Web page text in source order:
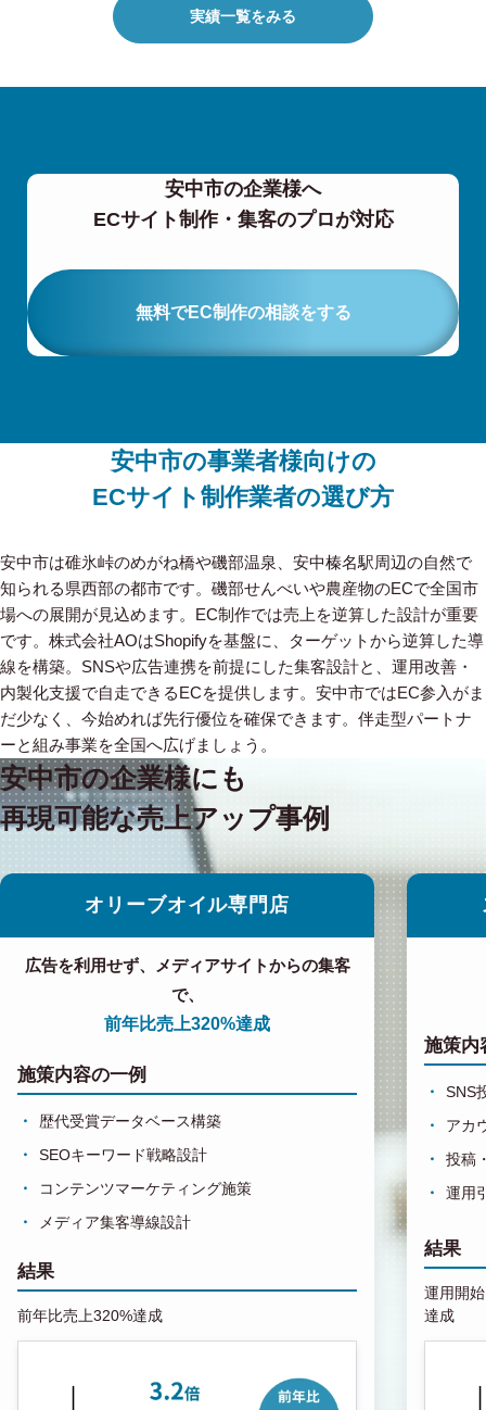
実績一覧をみる
安中市の企業様へ
ECサイト制作・集客のプロが対応
無料でEC制作の相談をする
安中市の事業者様向けの
ECサイト制作業者の選び方
安中市は碓氷峠のめがね橋や磯部温泉、安中榛名駅周辺の自然で
知られる県西部の都市です。磯部せんべいや農産物のECで全国市
場への展開が見込めます。EC制作では売上を逆算した設計が重要
です。株式会社AOはShopifyを基盤に、ターゲットから逆算した導
線を構築。SNSや広告連携を前提にした集客設計と、運用改善・
内製化支援で自走できるECを提供します。安中市ではEC参入がま
だ少なく、今始めれば先行優位を確保できます。伴走型パートナ
ーと組み事業を全国へ広げましょう。
安中市の企業様にも
再現可能な売上アップ事例
オリーブオイル専門店
広告を利用せず、メディアサイトからの集客
で、
前年比売上320%達成
施策内容の一例
歴代受賞データベース構築
SEOキーワード戦略設計
コンテンツマーケティング施策
メディア集客導線設計
結果
前年比売上320%達成
施策内
SNS
アカ
投稿
運用
結果
運用開
達成